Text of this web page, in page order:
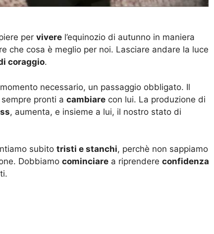
per vivere l’equinozio di autunno in maniera
che cosa è meglio per noi. Lasciare andare la luce
coraggio.
necessario, un passaggio obbligato. Il
pronti a cambiare con lui. La produzione di
, aumenta, e insieme a lui, il nostro stato di
subito tristi e stanchi, perchè non sappiamo
Dobbiamo cominciare a riprendere confidenza